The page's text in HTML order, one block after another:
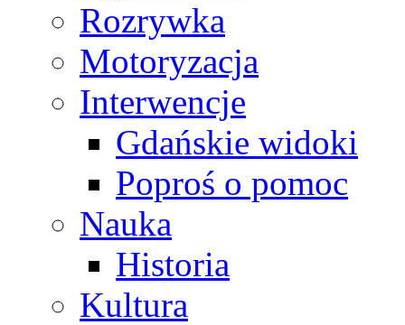
Rozrywka
Motoryzacja
Interwencje
Gdańskie widoki
Poproś o pomoc
Nauka
Historia
Kultura